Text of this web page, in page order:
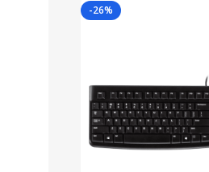
-26%